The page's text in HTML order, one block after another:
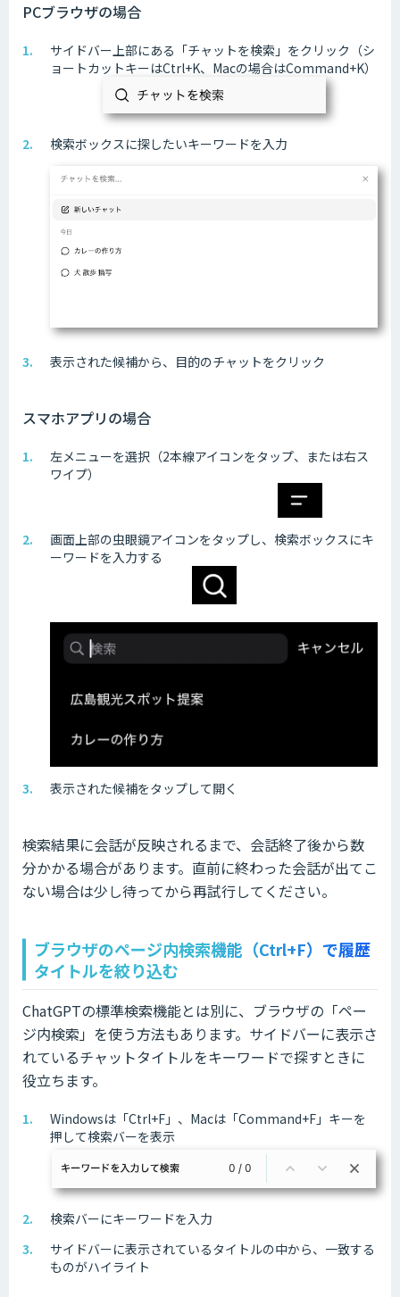
PCブラウザの場合
サイドバー上部にある「チャットを検索」をクリック（シ
ョートカットキーはCtrl+K、Macの場合はCommand+K）
検索ボックスに探したいキーワードを入力
表示された候補から、目的のチャットをクリック
スマホアプリの場合
左メニューを選択（2本線アイコンをタップ、または右ス
ワイプ）
画面上部の虫眼鏡アイコンをタップし、検索ボックスにキ
ーワードを入力する
表示された候補をタップして開く
検索結果に会話が反映されるまで、会話終了後から数
分かかる場合があります。直前に終わった会話が出てこ
ない場合は少し待ってから再試行してください。
ブラウザのページ内検索機能（Ctrl+F）で履歴
タイトルを絞り込む
ChatGPTの標準検索機能とは別に、ブラウザの「ペー
ジ内検索」を使う方法もあります。サイドバーに表示さ
れているチャットタイトルをキーワードで探すときに
役立ちます。
Windowsは「Ctrl+F」、Macは「Command+F」キーを
押して検索バーを表示
検索バーにキーワードを入力
サイドバーに表示されているタイトルの中から、一致する
ものがハイライト